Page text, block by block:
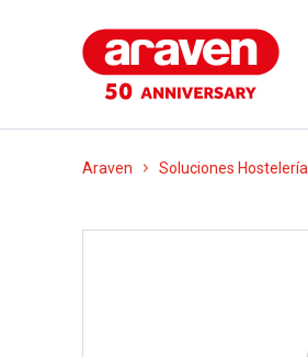
Araven Soluciones Hostelería